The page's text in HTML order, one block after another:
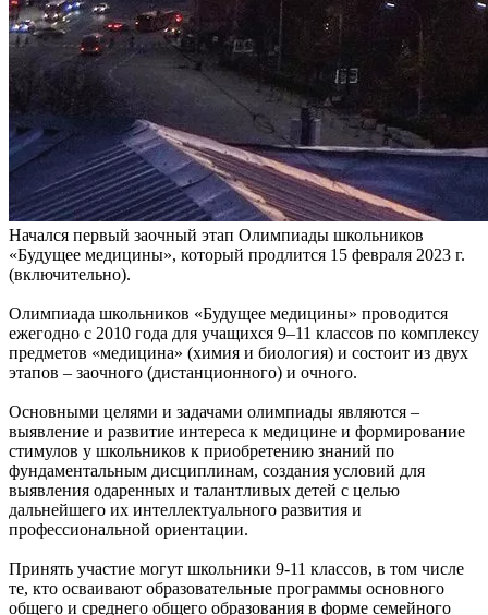
Начался первый заочный этап Олимпиады школьников
«Будущее медицины», который продлится 15 февраля 2023 г.
(включительно).
Олимпиада школьников «Будущее медицины» проводится
ежегодно с 2010 года для учащихся 9–11 классов по комплексу
предметов «медицина» (химия и биология) и состоит из двух
этапов – заочного (дистанционного) и очного.
Основными целями и задачами олимпиады являются –
выявление и развитие интереса к медицине и формирование
стимулов у школьников к приобретению знаний по
фундаментальным дисциплинам, создания условий для
выявления одаренных и талантливых детей с целью
дальнейшего их интеллектуального развития и
профессиональной ориентации.
Принять участие могут школьники 9-11 классов, в том числе
те, кто осваивают образовательные программы основного
общего и среднего общего образования в форме семейного